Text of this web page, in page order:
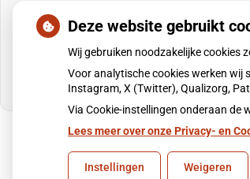
Uw Zorg Online|Beheer
Deze website gebruikt
Wij gebruiken noodzakelijke cookies
Voor analytische cookies werken wij
Instagram, X (Twitter), Qualizorg,
Via Cookie-instellingen onderaan de
Lees meer over onze Privacy- en
Instellingen Weigeren